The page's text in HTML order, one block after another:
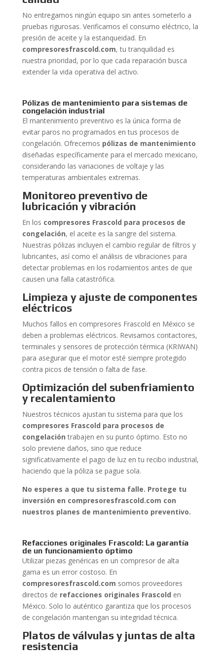
No entregamos ningún equipo sin antes someterlo a
pruebas rigurosas. Verificamos el consumo eléctrico, la
presión de aceite y la estanqueidad. En
compresoresfrascold.com, tu tranquilidad es
nuestra prioridad, por lo que cada reparación busca
extender la vida operativa del activo.
Pólizas de mantenimiento para sistemas de
congelación industrial
El mantenimiento preventivo es la única forma de
evitar paros no programados en tus procesos de
congelación. Ofrecemos pólizas de mantenimiento
diseñadas específicamente para el mercado mexicano,
considerando las variaciones de voltaje y las
temperaturas ambientales extremas.
Monitoreo preventivo de
lubricación y vibración
En los compresores Frascold para procesos de
congelación, el aceite es la sangre del sistema.
Nuestras pólizas incluyen el cambio regular de filtros y
lubricantes, así como el análisis de vibraciones para
detectar problemas en los rodamientos antes de que
causen una falla catastrófica.
Limpieza y ajuste de componentes
eléctricos
Muchos fallos en compresores Frascold en México se
deben a problemas eléctricos. Revisamos contactores,
terminales y sensores de protección térmica (KRIWAN)
para asegurar que el motor esté siempre protegido
contra picos de tensión o falta de fase.
Optimización del subenfriamiento
y recalentamiento
Nuestros técnicos ajustan tu sistema para que los
compresores Frascold para procesos de
congelación trabajen en su punto óptimo. Esto no
solo previene daños, sino que reduce
significativamente el pago de luz en tu recibo industrial,
haciendo que la póliza se pague sola.
No esperes a que tu sistema falle. Protege tu
inversión en compresoresfrascold.com con
nuestros planes de mantenimiento preventivo.
Refacciones originales Frascold: La garantía
de un funcionamiento óptimo
Utilizar piezas genéricas en un compresor de alta
gama es un error costoso. En
compresoresfrascold.com somos proveedores
directos de refacciones originales Frascold en
México. Solo lo auténtico garantiza que los procesos
de congelación mantengan su integridad técnica.
Platos de válvulas y juntas de alta
resistencia